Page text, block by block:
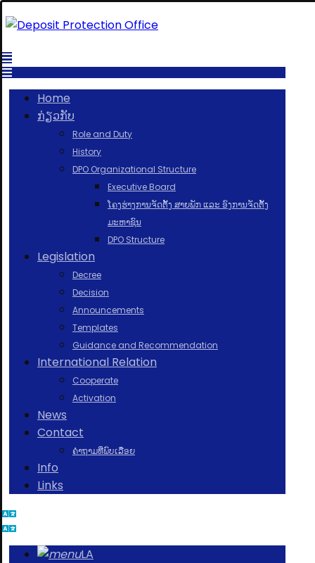
Home
ກ່ຽວກັບ
Role and Duty
History
DPO Organizational Structure
Executive Board
ໂຄງຮ່າງການຈັດຕັ້ງ ສາຍພັກ ແລະ ອົງການຈັດຕັ້ງ
ມະຫາຊົນ
DPO Structure
Legislation
Decree
Decision
Announcements
Templates
Guidance and Recommendation
International Relation
Cooperate
Activation
News
Contact
ຄຳຖາມທີ່ພົບເລື່ອຍ
Info
Links
LA